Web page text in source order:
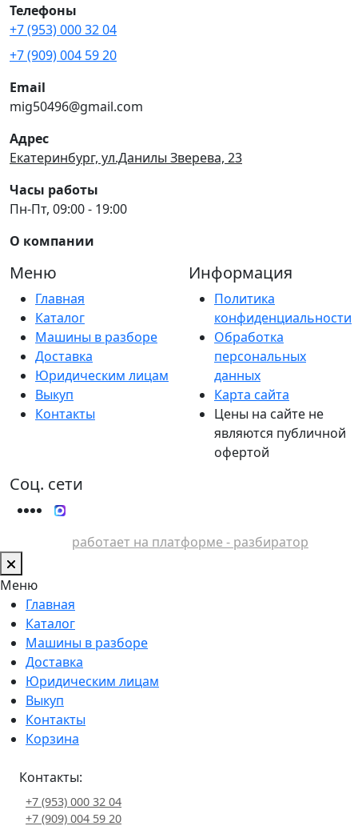
Телефоны
+7 (953) 000 32 04
+7 (909) 004 59 20
Email
mig50496@gmail.com
Адрес
Екатеринбург, ул.Данилы Зверева, 23
Часы работы
Пн-Пт, 09:00 - 19:00
О компании
Меню
Главная
Каталог
Машины в разборе
Доставка
Юридическим лицам
Выкуп
Контакты
Информация
Политика
конфиденциальности
Обработка
персональных
данных
Карта сайта
Цены на сайте не
являются публичной
офертой
Соц. сети
работает на платформе - разбиратор
Меню
Главная
Каталог
Машины в разборе
Доставка
Юридическим лицам
Выкуп
Контакты
Корзина
Контакты:
+7 (953) 000 32 04
+7 (909) 004 59 20